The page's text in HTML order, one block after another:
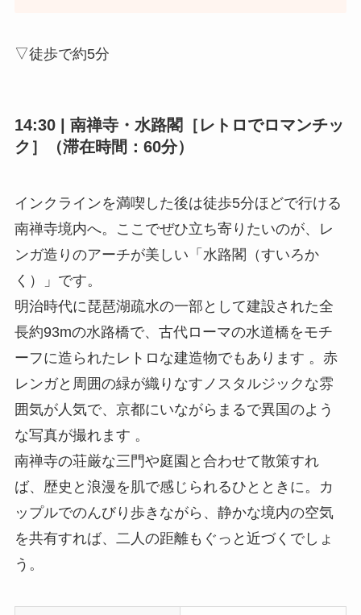
▽徒歩で約5分
14:30 | 南禅寺・水路閣［レトロでロマンチッ
ク］（滞在時間：60分）
インクラインを満喫した後は徒歩5分ほどで行ける
南禅寺境内へ。ここでぜひ立ち寄りたいのが、レ
ンガ造りのアーチが美しい「水路閣（すいろか
く）」です。
明治時代に琵琶湖疏水の一部として建設された全
長約93mの水路橋で、古代ローマの水道橋をモチ
ーフに造られたレトロな建造物でもあります 。赤
レンガと周囲の緑が織りなすノスタルジックな雰
囲気が人気で、京都にいながらまるで異国のよう
な写真が撮れます 。
南禅寺の荘厳な三門や庭園と合わせて散策すれ
ば、歴史と浪漫を肌で感じられるひとときに。カ
ップルでのんびり歩きながら、静かな境内の空気
を共有すれば、二人の距離もぐっと近づくでしょ
う。